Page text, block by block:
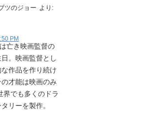
ツのジョー より:
PM
亡き映画監督の
。映画監督とし
作品を作り続け
才能は映画のみ
界でも多くのドラ
リーを製作。